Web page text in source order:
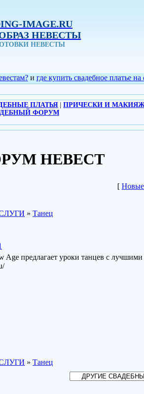
IMAGE.RU
НЕВЕСТЫ
НЕВЕСТЫ
и где купить свадебное платье на
ПЛАТЬЯ ПРИЧЕСКИ И
ФОРУМ
НЕВЕСТ
[
» Танец
предлагает уроки танцев с
» Танец